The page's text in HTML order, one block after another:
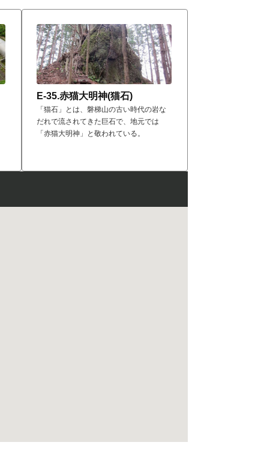
E-35.赤猫大明神(猫石)
「猫石」とは、磐梯山の古い時代の岩な
だれで流されてきた巨石で、地元では
「赤猫大明神」と敬われている。